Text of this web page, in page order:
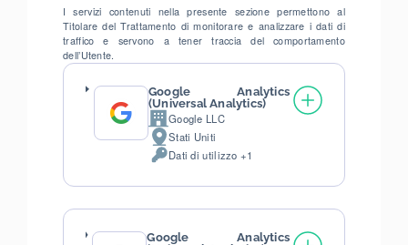
I servizi contenuti nella presente sezione permettono al
Titolare del Trattamento di monitorare e analizzare i dati di
traffico e servono a tener traccia del comportamento
dell’Utente.
Google Analytics
(Universal Analytics)
Azienda:Google LLC
Luogo
del
Stati Uniti
Dati
trattati:
Dati di utilizzo +1
Google Analytics